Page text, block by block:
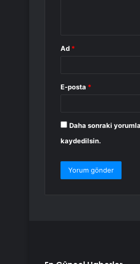
Ad *
E-posta *
Daha sonraki
kaydedilsin.